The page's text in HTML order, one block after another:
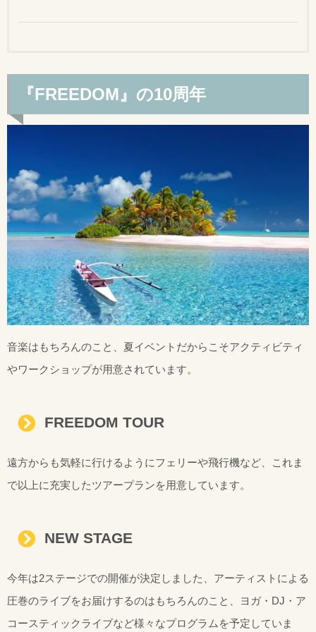
『FREEDOM』の10周年
音楽はもちろんのこと、夏イベントだからこそアクティビティ
やワークショップが用意されています。
FREEDOM TOUR
遠方からも気軽に行けるようにフェリーや飛行機など、これま
で以上に充実したツアープランを用意しています。
NEW STAGE
今年は2ステージでの開催が決定しました、アーティストによる
圧巻のライブをお届けするのはもちろんのこと、ヨガ・DJ・ア
コースティックライブなど様々なプログラムを予定していま